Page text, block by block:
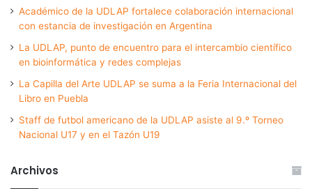
Académico de la UDLAP fortalece colaboración internacional
con estancia de investigación en Argentina
La UDLAP, punto de encuentro para el intercambio científico
en bioinformática y redes complejas
La Capilla del Arte UDLAP se suma a la Feria Internacional del
Libro en Puebla
Staff de futbol americano de la UDLAP asiste al 9.º Torneo
Nacional U17 y en el Tazón U19
Archivos